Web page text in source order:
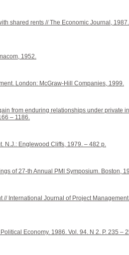
shared rents // The Economic Journal,
1952.
London: McGraw-Hill Companies, 1999.
from enduring relationships under private
– 1186.
N.J.: Englewood Cliffs, 1979. – 482 p.
of 27-th Annual PMI Symposium. Boston,
// International Journal of Project
Economy. 1986. Vol. 94. N 2. P. 235 –